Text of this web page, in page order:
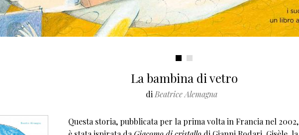
La bambina di vetro
di Beatrice Alemagna
Questa storia, pubblicata per la prima volta in Francia nel 2002,